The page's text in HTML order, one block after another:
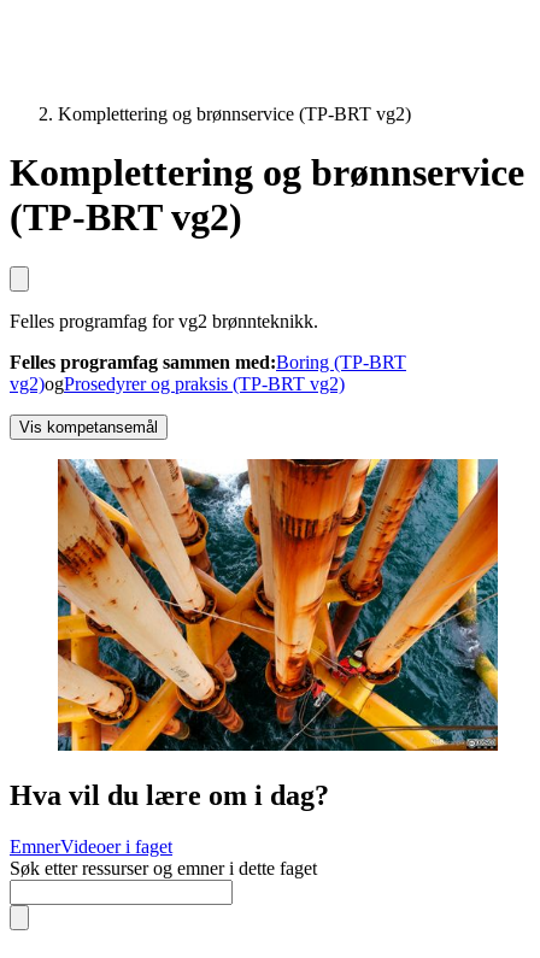
Komplettering og brønnservice (TP-BRT vg2)
Komplettering og brønnservice
(TP-BRT vg2)
Felles programfag for vg2 brønnteknikk.
Felles programfag sammen med:Boring (TP-BRT
vg2)ogProsedyrer og praksis (TP-BRT vg2)
Vis kompetansemål
Hva vil du lære om i dag?
EmnerVideoer i faget
Søk etter ressurser og emner i dette faget